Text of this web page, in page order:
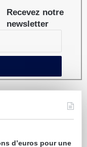
Recevez notre
newsletter
d’euros pour une